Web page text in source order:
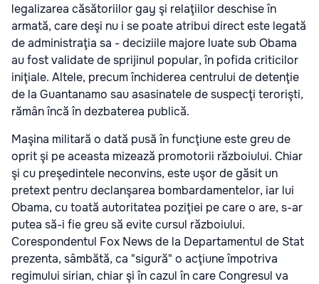
legalizarea căsătoriilor gay şi relaţiilor deschise în
armată, care deşi nu i se poate atribui direct este legată
de administraţia sa - deciziile majore luate sub Obama
au fost validate de sprijinul popular, în pofida criticilor
iniţiale. Altele, precum închiderea centrului de detenţie
de la Guantanamo sau asasinatele de suspecţi terorişti,
rămân încă în dezbaterea publică.
Maşina militară o dată pusă în funcţiune este greu de
oprit şi pe aceasta mizează promotorii războiului. Chiar
şi cu preşedintele neconvins, este uşor de găsit un
pretext pentru declanşarea bombardamentelor, iar lui
Obama, cu toată autoritatea poziţiei pe care o are, s-ar
putea să-i fie greu să evite cursul războiului.
Corespondentul Fox News de la Departamentul de Stat
prezenta, sâmbătă, ca "sigură" o acţiune împotriva
regimului sirian, chiar şi în cazul în care Congresul va